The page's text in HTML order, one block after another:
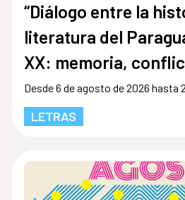
“Diálogo entre la
literatura del
XX: memoria,
identidad”
Desde 6 de agosto de 2026 hasta
LETRAS